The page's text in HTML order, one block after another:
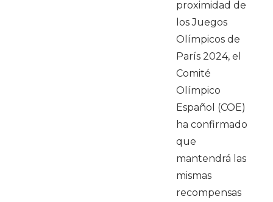
proximidad de
los Juegos
Olímpicos de
París 2024, el
Comité
Olímpico
Español (COE)
ha confirmado
que
mantendrá las
mismas
recompensas